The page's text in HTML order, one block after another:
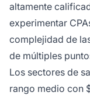
altamente
experimentar
complejidad de
de múltiples
Los sectores de
rango medio con